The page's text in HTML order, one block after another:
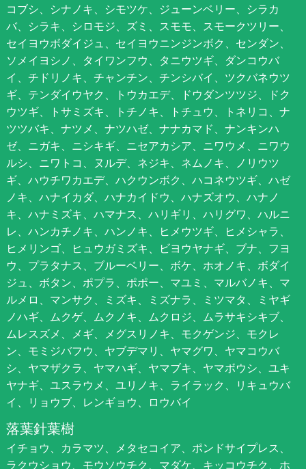
コブシ、シナノキ、シモツケ、ジューンベリー、シラカ
バ、シラキ、シロモジ、ズミ、スモモ、スモークツリー、
セイヨウボダイジュ、セイヨウニンジンボク、センダン、
ソメイヨシノ、タイワンフウ、タニウツギ、ダンコウバ
イ、チドリノキ、チャンチン、チンシバイ、ツクバネウツ
ギ、テンダイウヤク、トウカエデ、ドウダンツツジ、ドク
ウツギ、トサミズキ、トチノキ、トチュウ、トネリコ、ナ
ツツバキ、ナツメ、ナツハゼ、ナナカマド、ナンキンハ
ゼ、ニガキ、ニシキギ、ニセアカシア、ニワウメ、ニワウ
ルシ、ニワトコ、ヌルデ、ネジキ、ネムノキ、ノリウツ
ギ、ハウチワカエデ、ハクウンボク、ハコネウツギ、ハゼ
ノキ、ハナイカダ、ハナカイドウ、ハナズオウ、ハナノ
キ、ハナミズキ、ハマナス、ハリギリ、ハリグワ、ハルニ
レ、ハンカチノキ、ハンノキ、ヒメウツギ、ヒメシャラ、
ヒメリンゴ、ヒュウガミズキ、ビヨウヤナギ、ブナ、フヨ
ウ、プラタナス、ブルーベリー、ボケ、ホオノキ、ボダイ
ジュ、ボタン、ポプラ、ポポー、マユミ、マルバノキ、マ
ルメロ、マンサク、ミズキ、ミズナラ、ミツマタ、ミヤギ
ノハギ、ムクゲ、ムクノキ、ムクロジ、ムラサキシキブ、
ムレスズメ、メギ、メグスリノキ、モクゲンジ、モクレ
ン、モミジバフウ、ヤブデマリ、ヤマグワ、ヤマコウバ
シ、ヤマザクラ、ヤマハギ、ヤマブキ、ヤマボウシ、ユキ
ヤナギ、ユスラウメ、ユリノキ、ライラック、リキュウバ
イ、リョウブ、レンギョウ、ロウバイ
落葉針葉樹
イチョウ、カラマツ、メタセコイア、ポンドサイプレス、
ラクウショウ、モウソウチク、マダケ、キッコウチク、ホ